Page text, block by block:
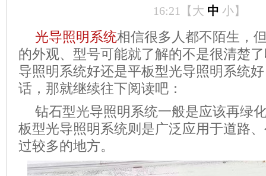
16:21【 大 中 小】
光导照明系统相信很多人都不陌生，
的外观、型号可能就了解的不是很清楚
导照明系统好还是平板型光导照明系统
话，那就继续往下阅读吧：
钻石型光导照明系统一般是应该再绿
板型光导照明系统则是广泛应用于道路
过较多的地方。